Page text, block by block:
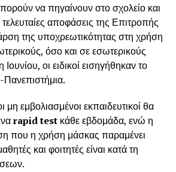
να πηγαίνουν στο σχολείο και
τελευταίες αποφάσεις της Επιτροπής
της υποχρεωτικότητας στη χρήση
όσο και σε εσωτερικούς
οι ειδικοί εισηγήθηκαν το
Πανεπιστήμια.
μη εμβολιασμένοι εκπαιδευτικοί θα
rapid testκάθε εβδομάδα, ενώ η
που η χρήση μάσκας παραμένει
και φοιτητές είναι κατά τη